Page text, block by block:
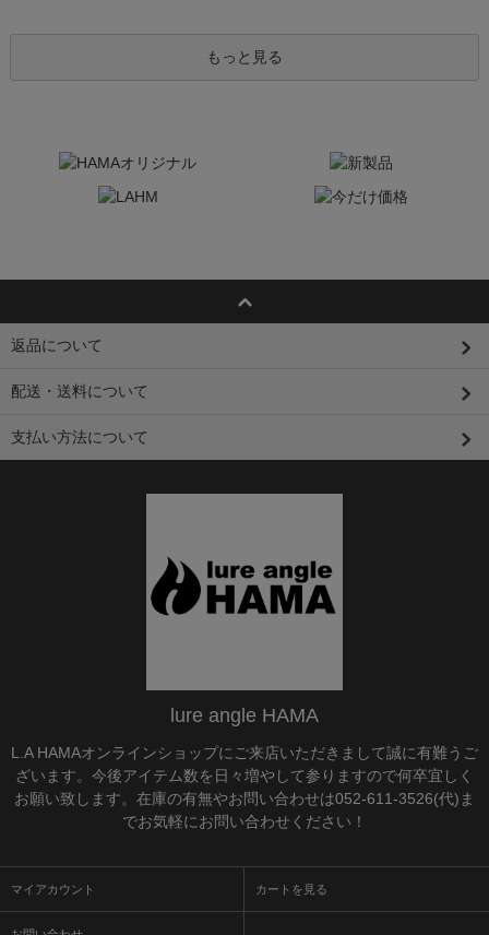
もっと見る
返品について
配送・送料について
支払い方法について
lure angle HAMA
L.A HAMAオンラインショップにご来店いただきまして誠に有難うご
ざいます。今後アイテム数を日々増やして参りますので何卒宜しく
お願い致します。在庫の有無やお問い合わせは052-611-3526(代)ま
でお気軽にお問い合わせください！
マイアカウント カートを見る